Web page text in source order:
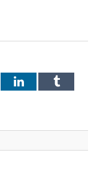
LinkedInTumblr